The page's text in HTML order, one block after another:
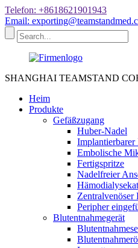
Telefon: +8618621901943
Email:
SHANGHAI TEAMSTAND
Heim
Produkte
Gefäßzugang
Huber-Nadel
Implantierbarer
Embolische
Fertigspritze
Nadelfreier
Zentralvenöser
Peripher
Blutentnahmegerät